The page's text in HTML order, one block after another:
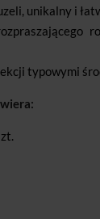
unikalny i
typowymi